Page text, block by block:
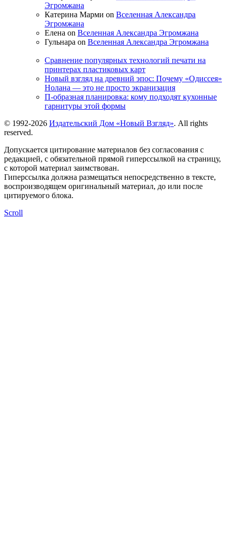
Эгромжана
Катерина Марми on Вселенная Александра
Эгромжана
Елена on Вселенная Александра Эгромжана
Гульнара on Вселенная Александра Эгромжана
Сравнение популярных технологий печати на
принтерах пластиковых карт
Новый взгляд на древний эпос: Почему «Одиссея»
Нолана — это не просто экранизация
П-образная планировка: кому подходят кухонные
гарнитуры этой формы
© 1992-2026 Издательский Дом «Новый Взгляд». All rights
reserved.
Допускается цитирование материалов без согласования с
редакцией, с обязательной прямой гиперссылкой на страницу,
с которой материал заимствован.
Гиперссылка должна размещаться непосредственно в тексте,
воспроизводящем оригинальный материал, до или после
цитируемого блока.
Scroll